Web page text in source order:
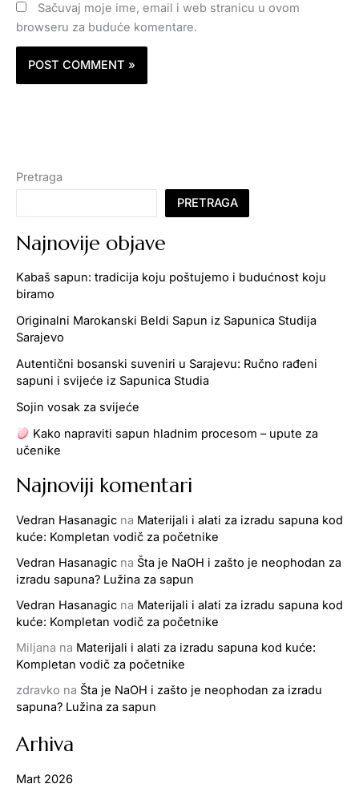
Sačuvaj moje ime, email i web stranicu u ovom
browseru za buduće komentare.
Pretraga
PRETRAGA
Najnovije objave
Kabaš sapun: tradicija koju poštujemo i budućnost koju
biramo
Originalni Marokanski Beldi Sapun iz Sapunica Studija
Sarajevo
Autentični bosanski suveniri u Sarajevu: Ručno rađeni
sapuni i svijeće iz Sapunica Studia
Sojin vosak za svijeće
Kako napraviti sapun hladnim procesom – upute za
učenike
Najnoviji komentari
Vedran Hasanagic na Materijali i alati za izradu sapuna kod
kuće: Kompletan vodič za početnike
Vedran Hasanagic na Šta je NaOH i zašto je neophodan za
izradu sapuna? Lužina za sapun
Vedran Hasanagic na Materijali i alati za izradu sapuna kod
kuće: Kompletan vodič za početnike
Miljana na Materijali i alati za izradu sapuna kod kuće:
Kompletan vodič za početnike
zdravko na Šta je NaOH i zašto je neophodan za izradu
sapuna? Lužina za sapun
Arhiva
Mart 2026